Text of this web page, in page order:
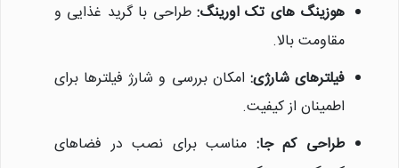
هوزینگ های تک اورینگ: طراحی با گرید غذایی و
مقاومت بالا.
فیلترهای شارژی: امکان بررسی و شارژ فیلترها برای
اطمینان از کیفیت.
طراحی کم جا: مناسب برای نصب در فضاهای